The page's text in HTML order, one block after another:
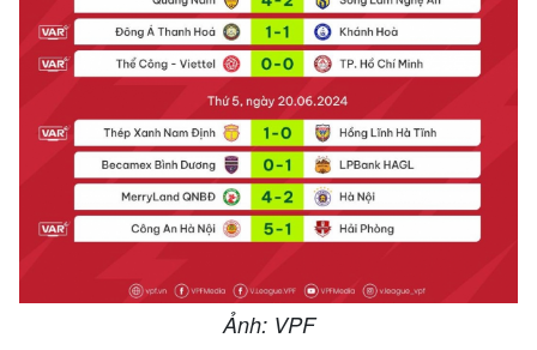
Ảnh: VPF